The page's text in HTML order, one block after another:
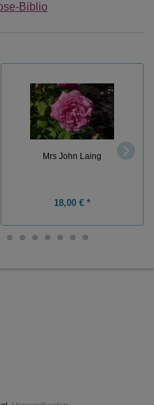
Biblio
Mrs John Laing
18,00 € *